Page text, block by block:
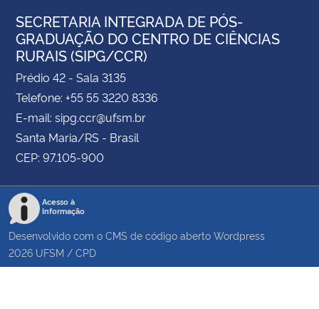
SECRETARIA INTEGRADA DE PÓS-
GRADUAÇÃO DO CENTRO DE CIÊNCIAS
RURAIS (SIPG/CCR)
Prédio 42 - Sala 3135
Telefone: +55 55 3220 8336
E-mail: sipg.ccr@ufsm.br
Santa Maria/RS - Brasil
CEP: 97.105-900
Acesso à
Informação
Desenvolvido com o CMS de código aberto Wordpress
2026 UFSM / CPD